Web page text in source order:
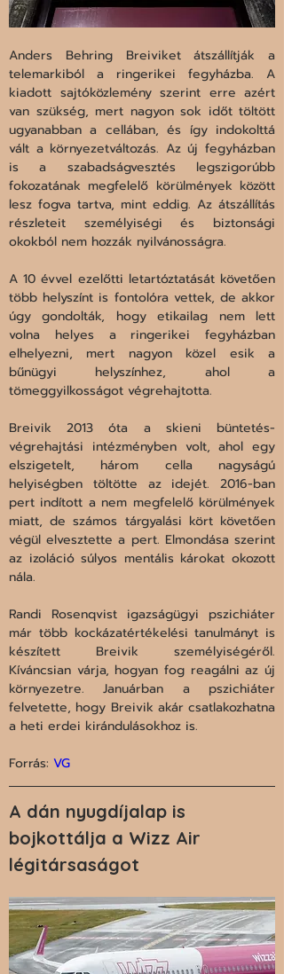
Anders Behring Breiviket átszállítják a
telemarkiból a ringerikei fegyházba. A
kiadott sajtóközlemény szerint erre azért
van szükség, mert nagyon sok időt töltött
ugyanabban a cellában, és így indokolttá
vált a környezetváltozás. Az új fegyházban
is a szabadságvesztés legszigorúbb
fokozatának megfelelő körülmények között
lesz fogva tartva, mint eddig. Az átszállítás
részleteit személyiségi és biztonsági
okokból nem hozzák nyilvánosságra.
A 10 évvel ezelőtti letartóztatását követően
több helyszínt is fontolóra vettek, de akkor
úgy gondolták, hogy etikailag nem lett
volna helyes a ringerikei fegyházban
elhelyezni, mert nagyon közel esik a
bűnügyi helyszínhez, ahol a
tömeggyilkosságot végrehajtotta.
Breivik 2013 óta a skieni büntetés-
végrehajtási intézményben volt, ahol egy
elszigetelt, három cella nagyságú
helyiségben töltötte az idejét. 2016-ban
pert indított a nem megfelelő körülmények
miatt, de számos tárgyalási kört követően
végül elvesztette a pert. Elmondása szerint
az izoláció súlyos mentális károkat okozott
nála.
Randi Rosenqvist igazságügyi pszichiáter
már több kockázatértékelési tanulmányt is
készített Breivik személyiségéről.
Kíváncsian várja, hogyan fog reagálni az új
környezetre. Januárban a pszichiáter
felvetette, hogy Breivik akár csatlakozhatna
a heti erdei kirándulásokhoz is.
Forrás: VG
A dán nyugdíjalap is
bojkottálja a Wizz Air
légitársaságot